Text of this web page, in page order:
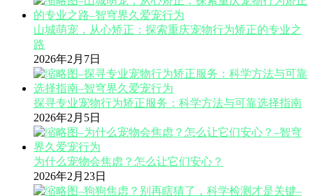
山城萌宠，从心矫正：探索重庆宠物行为矫正的专业之
路
2026年2月7日
探寻专业宠物行为矫正服务：科学方法与可靠选择指南
2026年2月5日
为什么宠物会焦虑？怎么让它们安心？
2026年2月23日